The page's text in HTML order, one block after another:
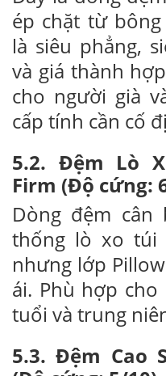
ép chặt từ bông
là siêu phẳng,
và giá thành
cho người già
cấp tính cần cố
5.2. Đệm Lò
Firm (Độ cứng:
Dòng đệm cân
thống lò xo túi
nhưng lớp
ái. Phù hợp cho
tuổi và trung
5.3. Đệm Cao